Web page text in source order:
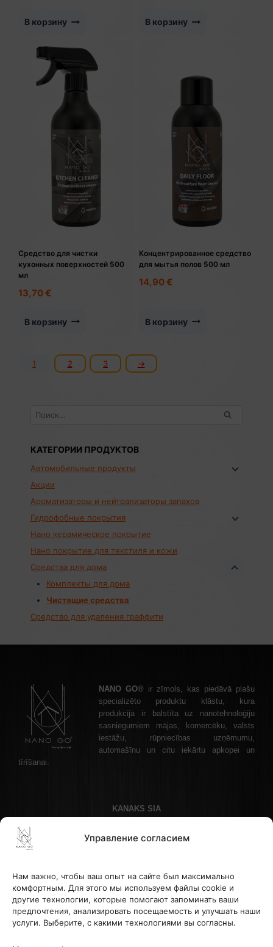
Управление согласием
Нам важно, чтобы ваш опыт на сайте был максимально
комфортным. Для этого мы используем файлы cookie и
другие технологии, которые помогают запоминать ваши
предпочтения, анализировать посещаемость и улучшать наши
услуги. Выберите, с какими технологиями вы согласны.
В корзину В корзину
Средство для чистки
кухонных поверхностей 500
мл
13,70€
В корзину
Концентрированное средство
для мытья полов 500 мл
14,90€
В корзину
1 2 3 →
Найти:
КАТЕГОРИИ ПРОДУКТОВ
Автомобильные продукты
Акции
Ароматизаторы и нейтрализаторы запахов
Гидрофобные покрытия
Нано керамическое покрытие
Нано покрытие для текстиля и кожи
Средства для дома
Комплекты для дома
Чистящие средства
Средство для удаления граффити
NANO GO® ir zīmols, kas piedāvā plašu
specializēto produktu klāstu, kura
produkcija ir balstīta uz nanotehnoloģiju
sasniegumiem mājas, komercēku, valsts
iestāžu, rūpniecības uzņēmumu,
automašīnu un citu iekārtu apkopei un
tīrīšanai.
KANAKS SIA
Телефон: +37122336465 , эл. почта: info@nanogo.lv
НДС LV45403034175
ПОМОЩЬ И ИНФОРМАЦИЯ